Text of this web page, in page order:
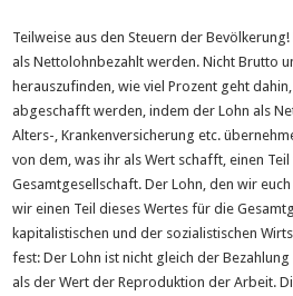
Teilweise aus den Steuern der
als Nettolohnbezahlt werden. Nicht Brutto
herauszufinden, wie viel Prozent geht
abgeschafft werden, indem der Lohn als
Alters-, Krankenversicherung etc.
von dem, was ihr als Wert schafft, einen
Gesamtgesellschaft. Der Lohn, den wir
wir einen Teil dieses Wertes für die
kapitalistischen und der sozialistischen
fest: Der Lohn ist nicht gleich der
als der Wert der Reproduktion der Arbeit.